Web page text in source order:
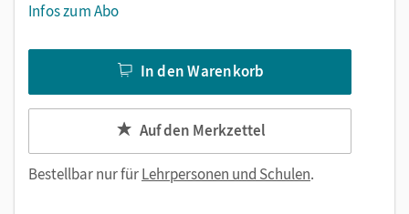
Infos zum Abo
In den Warenkorb
Auf den Merkzettel
Bestellbar nur fürLehrpersonen und Schulen.